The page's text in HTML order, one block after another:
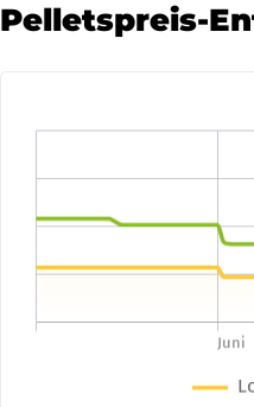
Pelletspreis-